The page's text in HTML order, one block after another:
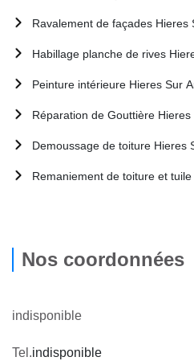
Ravalement de façades Hieres
Habillage planche de rives
Peinture intérieure Hieres Sur
Réparation de Gouttière
Demoussage de toiture Hieres
Remaniement de toiture et
Nos coordonnées
indisponible
Tel.indisponible